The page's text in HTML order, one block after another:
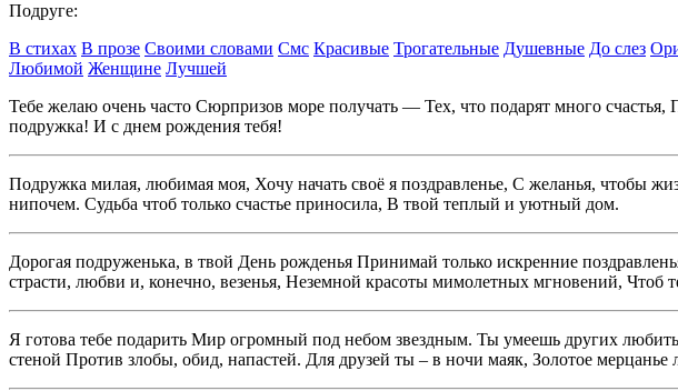
Подруге:
В стихах В прозе Своими словами Смс Красивые Трогательные Душевные До слез
Любимой Женщине Лучшей
Тебе желаю очень часто Сюрпризов море получать — Тех, что подарят много
подружка! И с днем рождения тебя!
Подружка милая, любимая моя, Хочу начать своё я поздравленье, С желанья, чтобы
нипочем. Судьба чтоб только счастье приносила, В твой теплый и уютный дом.
Дорогая подруженька, в твой День рожденья Принимай только искренние
страсти, любви и, конечно, везенья, Неземной красоты мимолетных мгновений, Чтоб
Я готова тебе подарить Мир огромный под небом звездным. Ты умеешь других
стеной Против злобы, обид, напастей. Для друзей ты – в ночи маяк, Золотое